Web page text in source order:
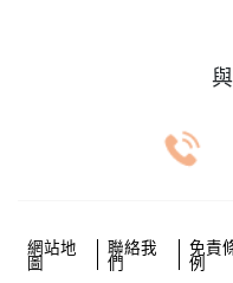
網站地
圖
聯絡我
們
免責
例